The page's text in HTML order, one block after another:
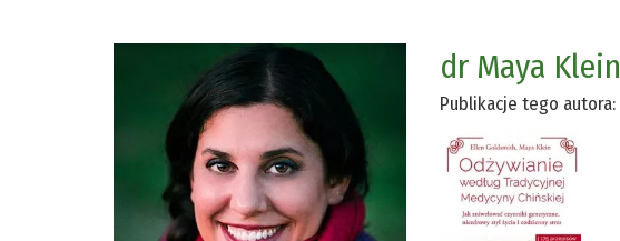
dr Maya Klein
Publikacje tego autora: